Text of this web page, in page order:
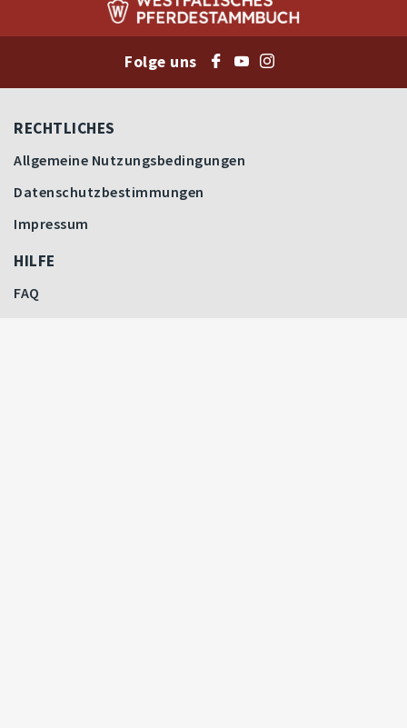
Folge uns
RECHTLICHES
Allgemeine Nutzungsbedingungen
Datenschutzbestimmungen
Impressum
HILFE
FAQ